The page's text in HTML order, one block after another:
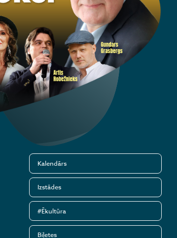
Kalendārs
Izstādes
#Ēkultūra
Biļetes